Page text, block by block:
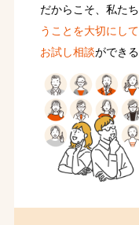
だからこそ、私た
うことを大切にして
お試し相談ができ